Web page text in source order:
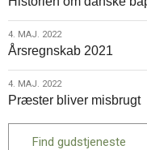
maj.
2022
4.
maj.
2022
4. MAJ. 2022
Årsregnskab 2021
4.
maj.
2022
4. MAJ. 2022
Præster bliver misbrugt
Find gudstjeneste